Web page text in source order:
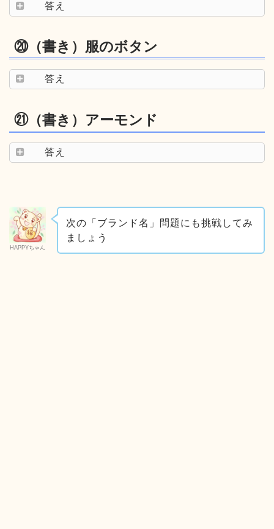
答え
⑳（書き）服のボタン
答え
㉑（書き）アーモンド
答え
HAPPYちゃん
次の「ブランド名」問題にも挑戦してみ
ましょう